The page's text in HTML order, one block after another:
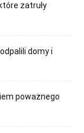
zatruły
domy i
poważnego